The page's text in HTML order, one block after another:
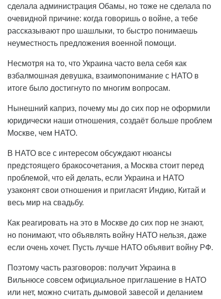
сделала администрация Обамы, но тоже не сделала по
очевидной причине: когда говоришь о войне, а тебе
рассказывают про шашлыки, то быстро понимаешь
неуместность предложения военной помощи.
Несмотря на то, что Украина часто вела себя как
взбалмошная девушка, взаимопонимание с НАТО в
итоге было достигнуто по многим вопросам.
Нынешний каприз, почему мы до сих пор не оформили
юридически наши отношения, создаёт больше проблем
Москве, чем НАТО.
В НАТО все с интересом обсуждают нюансы
предстоящего бракосочетания, а Москва стоит перед
проблемой, что ей делать, если Украина и НАТО
узаконят свои отношения и пригласят Индию, Китай и
весь мир на свадьбу.
Как реагировать на это в Москве до сих пор не знают,
но понимают, что объявлять войну НАТО нельзя, даже
если очень хочет. Пусть лучше НАТО объявит войну РФ.
Поэтому часть разговоров: получит Украина в
Вильнюсе совсем официальное приглашение в НАТО
или нет, можно считать дымовой завесой и деланием